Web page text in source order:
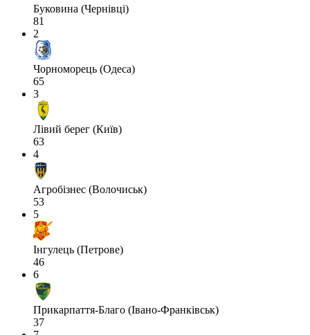
Буковина (Чернівці)
81
2
Чорноморець (Одеса)
65
3
Лівий берег (Київ)
63
4
Агробізнес (Волочиськ)
53
5
Інгулець (Петрове)
46
6
Прикарпаття-Благо (Івано-Франківськ)
37